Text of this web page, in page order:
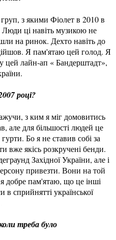
з якими Фіолет в 2010 в
ці навіть музикою не
на ринок. Дехто навіть до
Я пам'ятаю цей голод. Я
цей лайн-ап « Бандерштадт»,
році?
з ким я міг домовитись
але для більшості людей це
Бо я не ставив собі за
вже якісь розкручені бенди.
Західної України, але і
привезти. Вони на той
добре пам'ятаю, що це інші
сприйнятті української
треба було